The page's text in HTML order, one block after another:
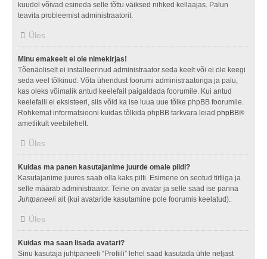
kuudel võivad esineda selle tõttu väiksed nihked kellaajas. Palun
teavita probleemist administraatorit.
Üles
Minu emakeelt ei ole nimekirjas!
Tõenäoliselt ei installeerinud administraator seda keelt või ei ole keegi
seda veel tõlkinud. Võta ühendust foorumi administraatoriga ja palu,
kas oleks võimalik antud keelefail paigaldada foorumile. Kui antud
keelefaili ei eksisteeri, siis võid ka ise luua uue tõlke phpBB foorumile.
Rohkemat informatsiooni kuidas tõlkida phpBB tarkvara leiad phpBB®
ametlikult veebilehelt.
Üles
Kuidas ma panen kasutajanime juurde omale pildi?
Kasutajanime juures saab olla kaks pilti. Esimene on seotud tiitliga ja
selle määrab administraator. Teine on avatar ja selle saad ise panna
Juhtpaneeli alt (kui avataride kasutamine pole foorumis keelatud).
Üles
Kuidas ma saan lisada avatari?
Sinu kasutaja juhtpaneeli “Profiili” lehel saad kasutada ühte neljast